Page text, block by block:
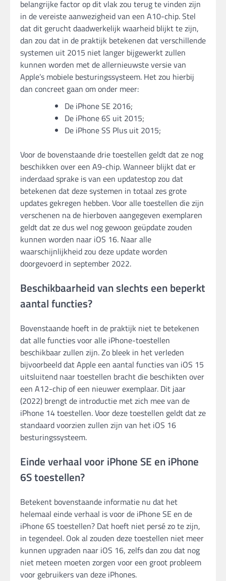
belangrijke factor op dit vlak zou terug te vinden zijn
in de vereiste aanwezigheid van een A10-chip. Stel
dat dit gerucht daadwerkelijk waarheid blijkt te zijn,
dan zou dat in de praktijk betekenen dat verschillende
systemen uit 2015 niet langer bijgewerkt zullen
kunnen worden met de allernieuwste versie van
Apple’s mobiele besturingssysteem. Het zou hierbij
dan concreet gaan om onder meer:
De iPhone SE 2016;
De iPhone 6S uit 2015;
De iPhone SS Plus uit 2015;
Voor de bovenstaande drie toestellen geldt dat ze nog
beschikken over een A9-chip. Wanneer blijkt dat er
inderdaad sprake is van een updatestop zou dat
betekenen dat deze systemen in totaal zes grote
updates gekregen hebben. Voor alle toestellen die zijn
verschenen na de hierboven aangegeven exemplaren
geldt dat ze dus wel nog gewoon geüpdate zouden
kunnen worden naar iOS 16. Naar alle
waarschijnlijkheid zou deze update worden
doorgevoerd in september 2022.
Beschikbaarheid van slechts een beperkt
aantal functies?
Bovenstaande hoeft in de praktijk niet te betekenen
dat alle functies voor alle iPhone-toestellen
beschikbaar zullen zijn. Zo bleek in het verleden
bijvoorbeeld dat Apple een aantal functies van iOS 15
uitsluitend naar toestellen bracht die beschikten over
een A12-chip of een nieuwer exemplaar. Dit jaar
(2022) brengt de introductie met zich mee van de
iPhone 14 toestellen. Voor deze toestellen geldt dat ze
standaard voorzien zullen zijn van het iOS 16
besturingssysteem.
Einde verhaal voor iPhone SE en iPhone
6S toestellen?
Betekent bovenstaande informatie nu dat het
helemaal einde verhaal is voor de iPhone SE en de
iPhone 6S toestellen? Dat hoeft niet persé zo te zijn,
in tegendeel. Ook al zouden deze toestellen niet meer
kunnen upgraden naar iOS 16, zelfs dan zou dat nog
niet meteen moeten zorgen voor een groot probleem
voor gebruikers van deze iPhones.